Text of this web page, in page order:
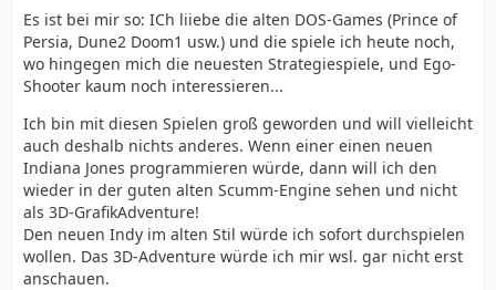
Es ist bei mir so: ICh liiebe die alten DOS-Games (Prince of
Persia, Dune2 Doom1 usw.) und die spiele ich heute noch,
wo hingegen mich die neuesten Strategiespiele, und Ego-
Shooter kaum noch interessieren...
Ich bin mit diesen Spielen groß geworden und will vielleicht
auch deshalb nichts anderes. Wenn einer einen neuen
Indiana Jones programmieren würde, dann will ich den
wieder in der guten alten Scumm-Engine sehen und nicht
als 3D-GrafikAdventure!
Den neuen Indy im alten Stil würde ich sofort durchspielen
wollen. Das 3D-Adventure würde ich mir wsl. gar nicht erst
anschauen.